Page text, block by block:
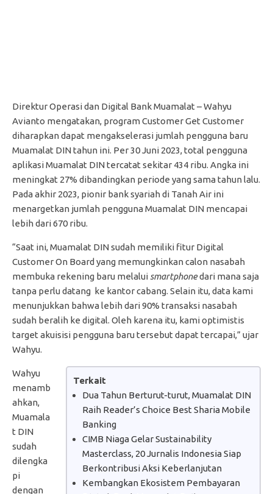
Direktur Operasi dan Digital Bank Muamalat – Wahyu
Avianto mengatakan, program Customer Get Customer
diharapkan dapat mengakselerasi jumlah pengguna baru
Muamalat DIN tahun ini. Per 30 Juni 2023, total pengguna
aplikasi Muamalat DIN tercatat sekitar 434 ribu. Angka ini
meningkat 27% dibandingkan periode yang sama tahun lalu.
Pada akhir 2023, pionir bank syariah di Tanah Air ini
menargetkan jumlah pengguna Muamalat DIN mencapai
lebih dari 670 ribu.
“Saat ini, Muamalat DIN sudah memiliki fitur Digital
Customer On Board yang memungkinkan calon nasabah
membuka rekening baru melaluismartphonedari mana saja
tanpa perlu datang ke kantor cabang. Selain itu, data kami
menunjukkan bahwa lebih dari 90% transaksi nasabah
sudah beralih ke digital. Oleh karena itu, kami optimistis
target akuisisi pengguna baru tersebut dapat tercapai,” ujar
Wahyu.
Terkait
Dua Tahun Berturut-turut, Muamalat DIN
Raih Reader’s Choice Best Sharia Mobile
Banking
CIMB Niaga Gelar Sustainability
Masterclass, 20 Jurnalis Indonesia Siap
Berkontribusi Aksi Keberlanjutan
Kembangkan Ekosistem Pembayaran
Wahyu
menamb
ahkan,
Muamala
t DIN
sudah
dilengka
pi
dengan